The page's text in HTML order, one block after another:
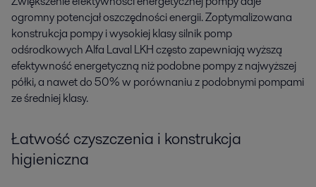
ogromny potencjał oszczędności energii. Zoptymalizowana
konstrukcja pompy i wysokiej klasy silnik pomp
odśrodkowych Alfa Laval LKH często zapewniają wyższą
efektywność energetyczną niż podobne pompy z najwyższej
półki, a nawet do 50% w porównaniu z podobnymi pompami
ze średniej klasy.
Łatwość czyszczenia i konstrukcja
higieniczna